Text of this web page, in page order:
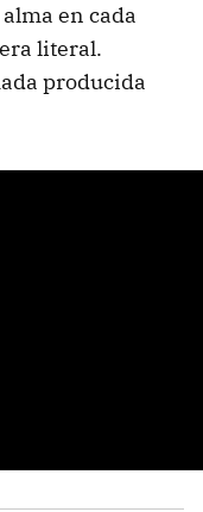
en cada
literal.
producida